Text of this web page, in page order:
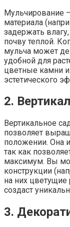
Мульчирование
материала
задержать
почву теплой.
мульча может
удобной для
цветные камни
эстетического
2.
Вертикальное
позволяет
положении. Она
так как
максимум. Вы
конструкции
на них
создаст
3.